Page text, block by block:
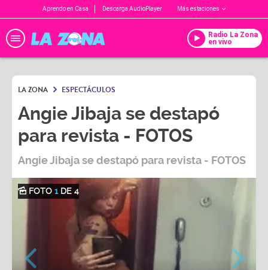
Aprendo en Casa Descarga AudioPlayer Más estaciones
Radio La Zona
en vivo
LA ZONA ESPECTÁCULOS
Angie Jibaja se destapó
para revista - FOTOS
Angie Jibaja se destapó para revista - FOTOS
FOTO 1DE 4